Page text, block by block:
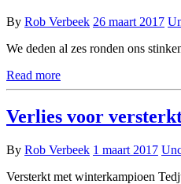
By Rob Verbeek 26 maart 2017
We deden al zes ronden ons
Read more
Verlies voor
By Rob Verbeek 1 maart 2017
Versterkt met winterkampioen